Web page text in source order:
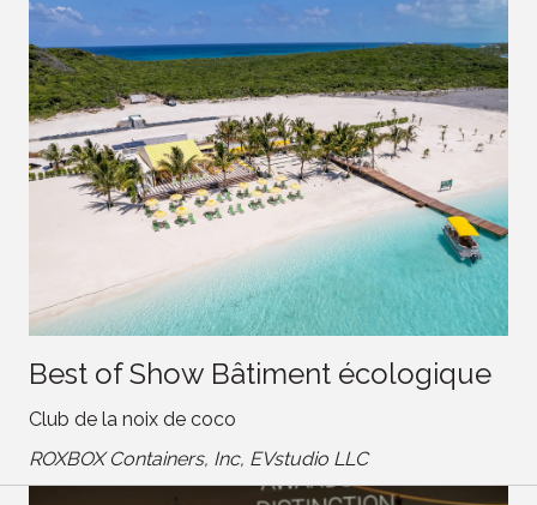
Best of Show Bâtiment écologique
Club de la noix de coco
ROXBOX Containers, Inc, EVstudio LLC